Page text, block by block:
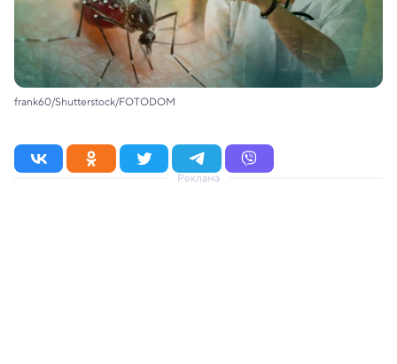
frank60/Shutterstock/FOTODOM
Реклама